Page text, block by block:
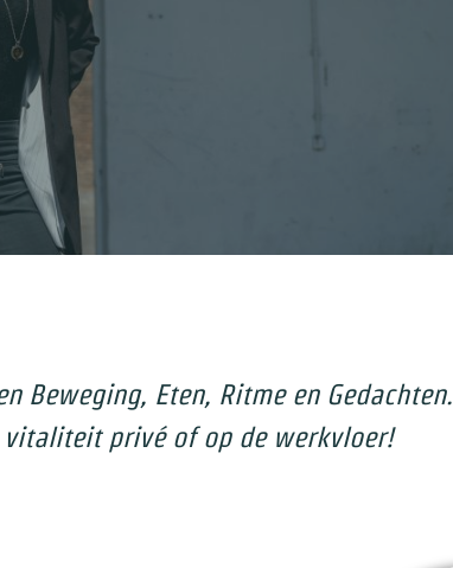
Beweging, Eten, Ritme en Gedachten.
vitaliteit privé of op de werkvloer!